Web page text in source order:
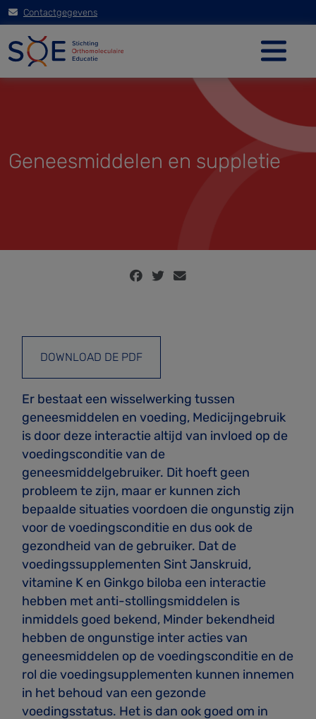
Contactgegevens
Geneesmiddelen en suppletie
DOWNLOAD DE PDF
Er bestaat een wisselwerking tussen
geneesmiddelen en voeding, Medicijngebruik
is door deze interactie altijd van invloed op de
voedingsconditie van de
geneesmiddelgebruiker. Dit hoeft geen
probleem te zijn, maar er kunnen zich
bepaalde situaties voordoen die ongunstig zijn
voor de voedingsconditie en dus ook de
gezond­heid van de gebruiker. Dat de
voedingssupplementen Sint Janskruid,
vitamine K en Ginkgo biloba een interactie
hebben met anti-stollingsmiddelen is
inmiddels goed bekend, Minder bekendheid
hebben de ongunstige inter­ acties van
geneesmiddelen op de voedingsconditie en de
rol die voedingsupplementen kunnen innemen
in het behoud van een gezonde
voedingsstatus. Het is dan ook goed om in